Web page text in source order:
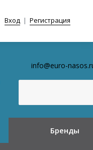
Вход | Регистрация
info@euro-
Бренды